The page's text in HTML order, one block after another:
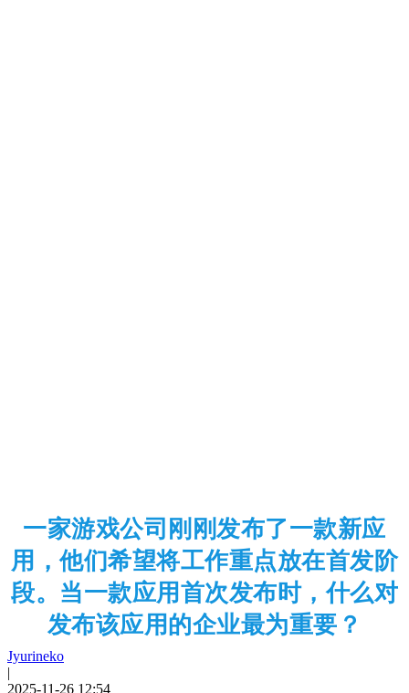
一家游戏公司刚刚发布了一款新应
用，他们希望将工作重点放在首发阶
段。当一款应用首次发布时，什么对
发布该应用的企业最为重要？
Jyurineko
|
2025-11-26 12:54